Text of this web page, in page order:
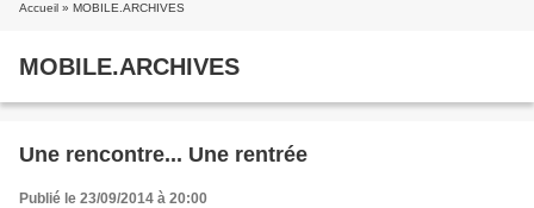
Accueil » MOBILE.ARCHIVES
MOBILE.ARCHIVES
Une rencontre... Une rentrée
Publié le 23/09/2014 à 20:00